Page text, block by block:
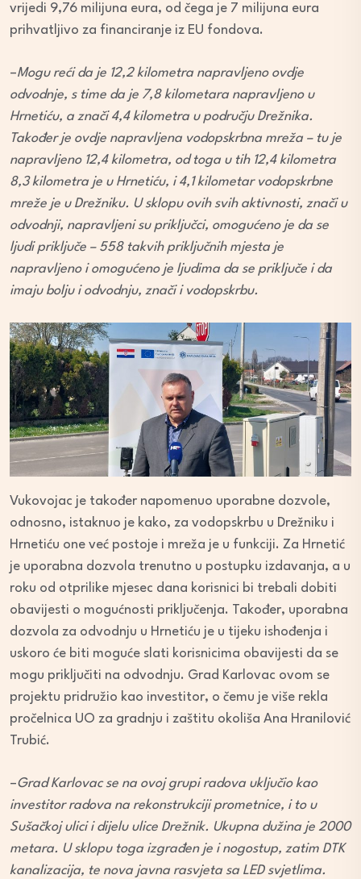
vrijedi 9,76 milijuna eura, od čega je 7 milijuna eura
prihvatljivo za financiranje iz EU fondova.
–Mogu reći da je 12,2 kilometra napravljeno ovdje
odvodnje, s time da je 7,8 kilometara napravljeno u
Hrnetiću, a znači 4,4 kilometra u području Drežnika.
Također je ovdje napravljena vodopskrbna mreža – tu je
napravljeno 12,4 kilometra, od toga u tih 12,4 kilometra
8,3 kilometra je u Hrnetiću, i 4,1 kilometar vodopskrbne
mreže je u Drežniku. U sklopu ovih svih aktivnosti, znači u
odvodnji, napravljeni su priključci, omogućeno je da se
ljudi priključe – 558 takvih priključnih mjesta je
napravljeno i omogućeno je ljudima da se priključe i da
imaju bolju i odvodnju, znači i vodopskrbu.
Vukovojac je također napomenuo uporabne dozvole,
odnosno, istaknuo je kako, za vodopskrbu u Drežniku i
Hrnetiću one već postoje i mreža je u funkciji. Za Hrnetić
je uporabna dozvola trenutno u postupku izdavanja, a u
roku od otprilike mjesec dana korisnici bi trebali dobiti
obavijesti o mogućnosti priključenja. Također, uporabna
dozvola za odvodnju u Hrnetiću je u tijeku ishođenja i
uskoro će biti moguće slati korisnicima obavijesti da se
mogu priključiti na odvodnju. Grad Karlovac ovom se
projektu pridružio kao investitor, o čemu je više rekla
pročelnica UO za gradnju i zaštitu okoliša Ana Hranilović
Trubić.
–Grad Karlovac se na ovoj grupi radova uključio kao
investitor radova na rekonstrukciji prometnice, i to u
Sušačkoj ulici i dijelu ulice Drežnik. Ukupna dužina je 2000
metara. U sklopu toga izgrađen je i nogostup, zatim DTK
kanalizacija, te nova javna rasvjeta sa LED svjetlima.